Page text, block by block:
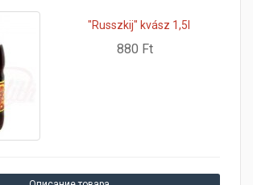
"Russzkij" kvász 1,5l
880 Ft